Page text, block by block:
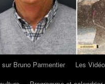
sur Bruno Parmentier Les